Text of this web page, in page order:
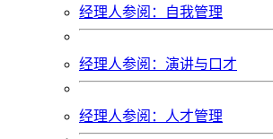
经理人参阅：自我管理
经理人参阅：演讲与口才
经理人参阅：人才管理